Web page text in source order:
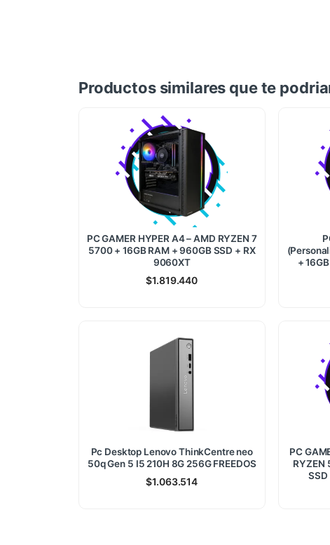
Productos similares que te
PC GAMER HYPER A4 – AMD RYZEN 7
5700 + 16GB RAM + 960GB SSD + RX
9060XT
$1.819.440
+
Pc Desktop Lenovo ThinkCentre neo
50q Gen 5 I5 210H 8G 256G FREEDOS
$1.063.514
PC
RYZEN